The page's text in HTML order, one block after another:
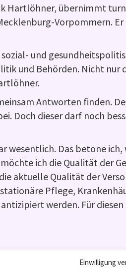
Einwilligung
Hartlöhner, übernimmt
Vorpommern.
und
und Behörden. Nicht nur
Antworten finden.
Doch dieser darf noch
wesentlich. Das betone
ich die Qualität der
aktuelle Qualität der
Pflege,
werden. Für